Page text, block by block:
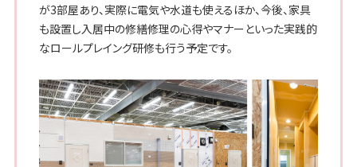
が3部屋あり、実際に電気や水道も使えるほか、今後、家具
も設置し入居中の修繕修理の心得やマナーといった実践的
なロールプレイング研修も行う予定です。